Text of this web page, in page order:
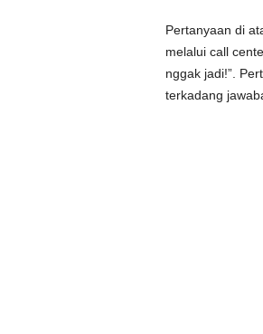
Pertanyaan di
melalui call
nggak jadi!”.
terkadang